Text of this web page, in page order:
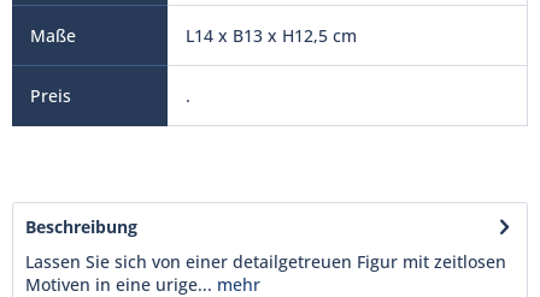
L14 x B13 x H12,5 cm
.
Beschreibung
Lassen Sie sich von einer detailgetreuen Figur mit zeitlosen
Motiven in eine urige... mehr